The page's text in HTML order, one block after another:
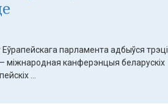
Еўрапейскага парламента адбыўся трэці
міжнародная канферэнцыя беларускіх
...